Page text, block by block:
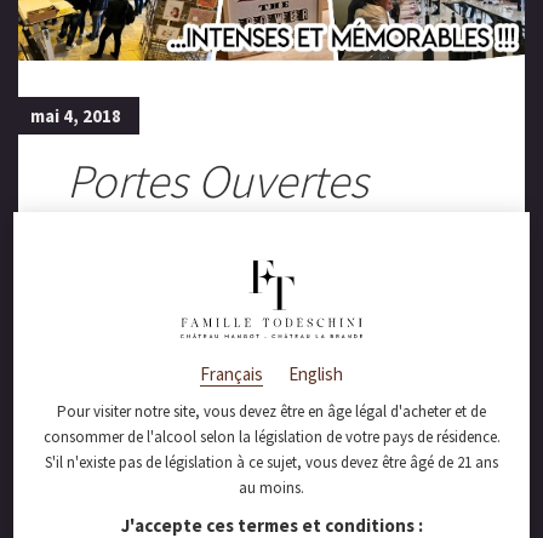
mai 4, 2018
Portes Ouvertes
Château Mangot !
Vous étiez environ 1700 personnes à venir
découvrir notre passion pour notre
vignoble et nos vins lors de nos portes
ouvertes…
Un très grand merci à tous d’avoir rendu
cette édition 2018 mémorable !!
Français English
Pour visiter notre site, vous devez être en âge légal d'acheter et de
consommer de l'alcool selon la législation de votre pays de résidence.
S'il n'existe pas de législation à ce sujet, vous devez être âgé de 21 ans
au moins.
J'accepte ces termes et conditions :